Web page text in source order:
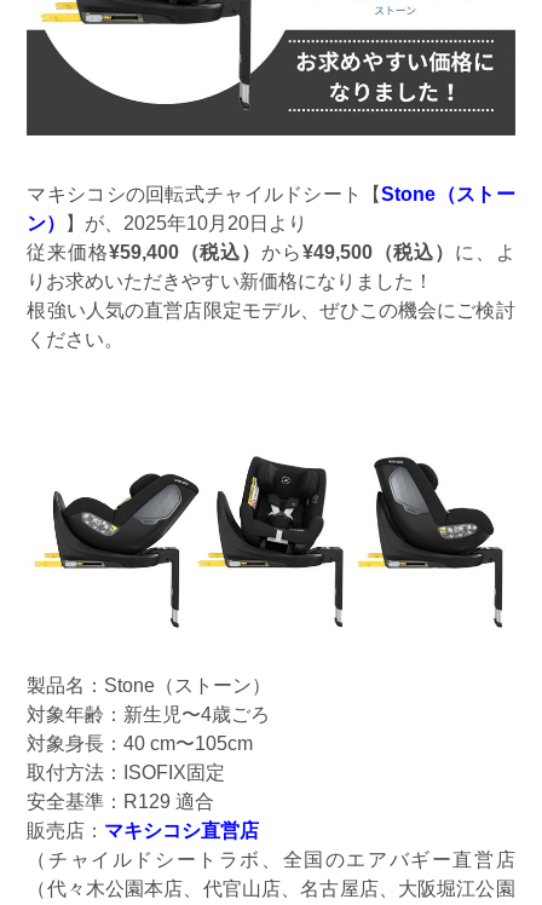
マキシコシの回転式チャイルドシート【Stone（ストー
ン）
】が、2025年10月20日より
従来価格¥59,400（税込） から¥49,500（税込） に、よ
りお求めいただきやすい新価格になりました！
根強い人気の直営店限定モデル、ぜひこの機会にご検討
ください。
製品名：Stone（ストーン）
対象年齢：新生児〜4歳ごろ
対象身長：40 cm〜105cm
取付方法：ISOFIX固定
安全基準：R129 適合
販売店： マキシコシ直営店
（チャイルドシートラボ、全国のエアバギー直営店
（代々木公園本店、代官山店、名古屋店、大阪堀江公園